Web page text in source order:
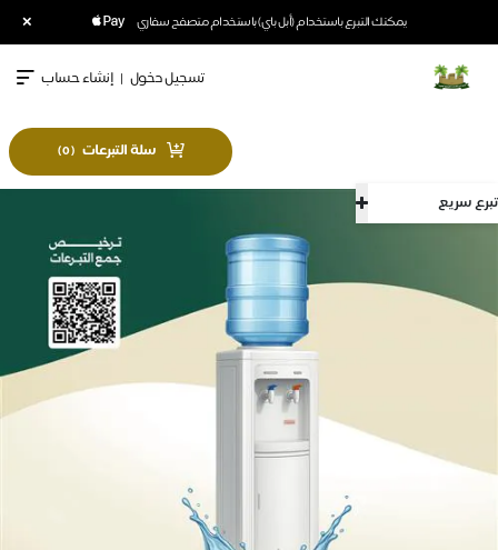
يمكنك التبرع باستخدام (أبل باي) باستخدام متصفح سفاري ×
تبرع سريع
تسجيل دخول | إنشاء حساب
سلة التبرعات (
0
)